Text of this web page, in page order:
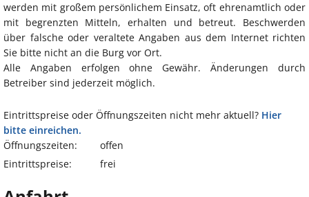
werden mit großem persönlichem Einsatz, oft ehrenamtlich oder
mit begrenzten Mitteln, erhalten und betreut. Beschwerden
über falsche oder veraltete Angaben aus dem Internet richten
Sie bitte nicht an die Burg vor Ort.
Alle Angaben erfolgen ohne Gewähr. Änderungen durch
Betreiber sind jederzeit möglich.
Eintrittspreise oder Öffnungszeiten nicht mehr aktuell? Hier
bitte einreichen.
Öffnungszeiten:
offen
Eintrittspreise:
frei